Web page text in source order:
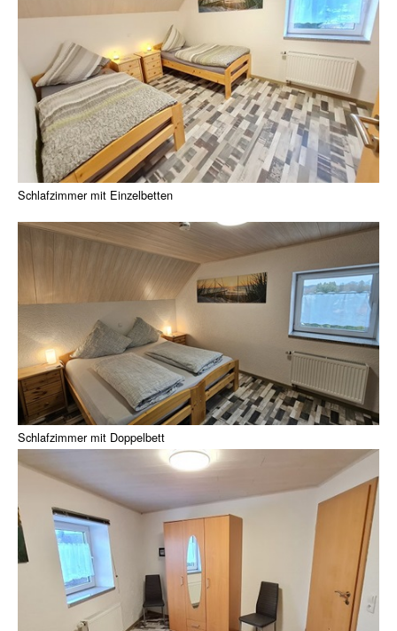
Schlafzimmer mit Einzelbetten
Schlafzimmer mit Doppelbett